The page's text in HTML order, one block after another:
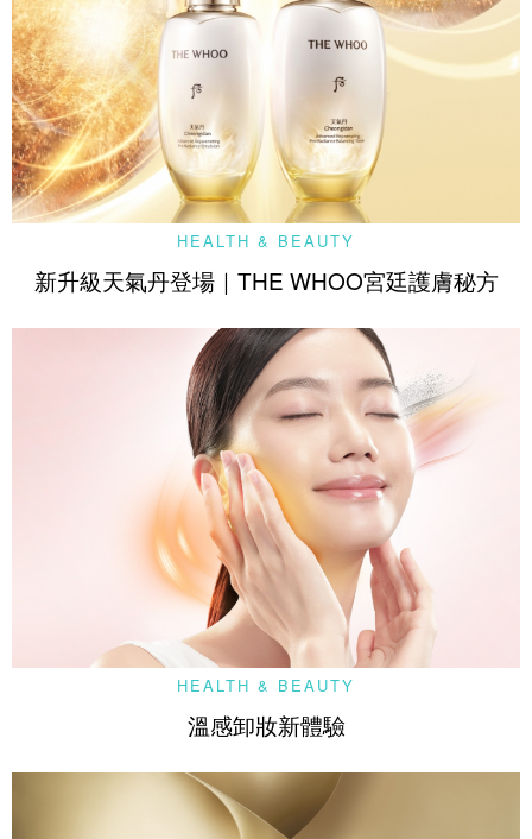
HEALTH & BEAUTY
新升級天氣丹登場｜THE WHOO宮廷護膚秘方
HEALTH & BEAUTY
溫感卸妝新體驗